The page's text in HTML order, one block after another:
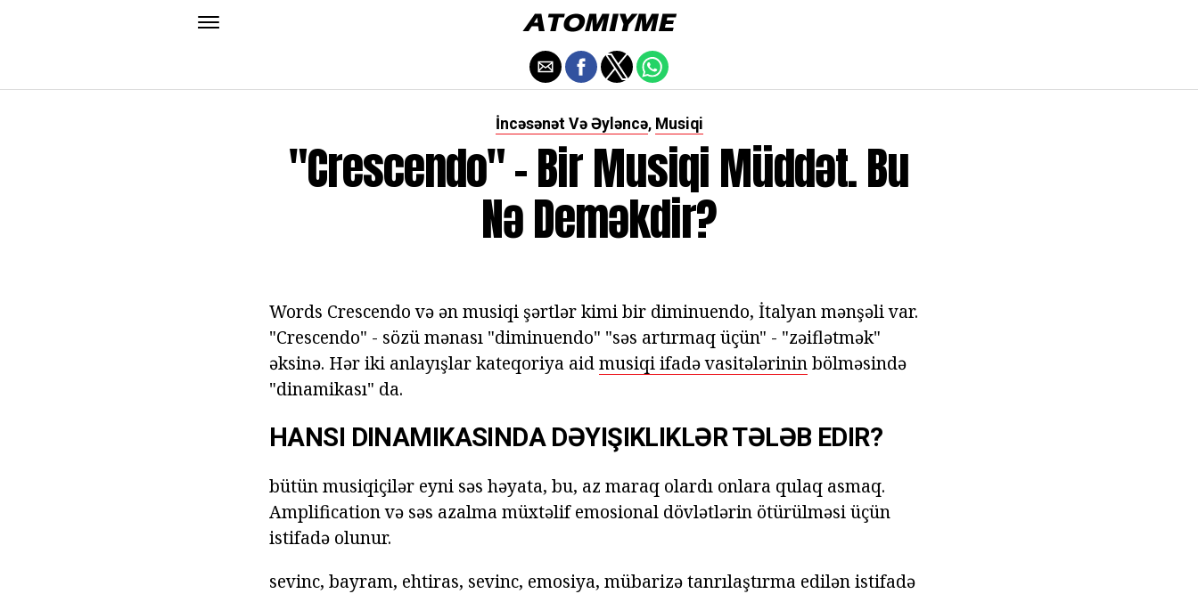
İncəsənət Və Əyləncə, Musiqi
"Crescendo" - Bir Musiqi Müddət. Bu
Nə Deməkdir?
Words Crescendo və ən musiqi şərtlər kimi bir diminuendo, İtalyan mənşəli var.
"Crescendo" - sözü mənası "diminuendo" "səs artırmaq üçün" - "zəiflətmək"
əksinə. Hər iki anlayışlar kateqoriya aidmusiqi ifadə vasitələrininbölməsində
"dinamikası" da.
HANSI DINAMIKASINDA DƏYIŞIKLIKLƏR TƏLƏB EDIR?
bütün musiqiçilər eyni səs həyata, bu, az maraq olardı onlara qulaq asmaq.
Amplification və səs azalma müxtəlif emosional dövlətlərin ötürülməsi üçün
istifadə olunur.
sevinc, bayram, ehtiras, sevinc, emosiya, mübarizə tanrılaştırma edilən istifadə